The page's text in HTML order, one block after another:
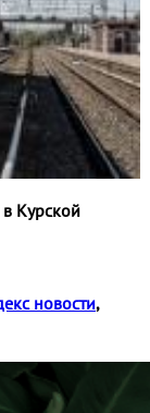
Курской
новости,